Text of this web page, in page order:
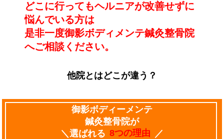
どこに行ってもヘルニアが改善せずに
悩んでいる方は
是非一度御影ボディメンテ鍼灸整骨院
へご相談ください。
他院とはどこが違う？
御影ボディーメンテ
鍼灸整骨院が
＼選ばれる 8つの理由 ／